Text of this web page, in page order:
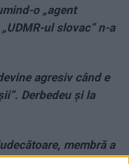
o „agent
ul slovac” n-a
agresiv când e
Derbedeu și la
membră a